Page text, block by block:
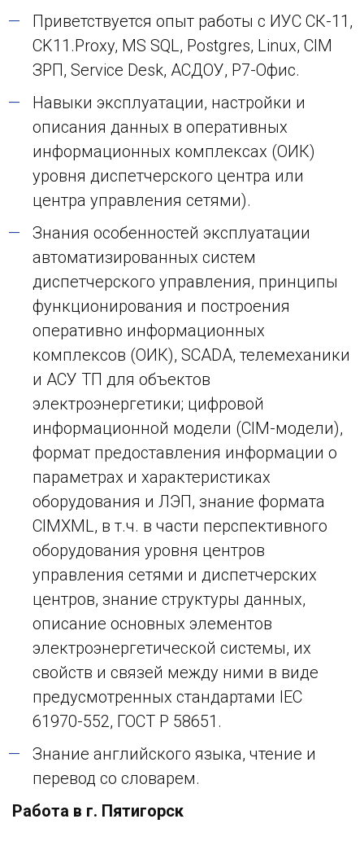
Приветствуется опыт работы с ИУС СК-11,
CK11.Proxy, MS SQL, Postgres, Linux, CIM
ЗРП, Service Desk, АСДОУ, Р7-Офис.
Навыки эксплуатации, настройки и
описания данных в оперативных
информационных комплексах (ОИК)
уровня диспетчерского центра или
центра управления сетями).
Знания особенностей эксплуатации
автоматизированных систем
диспетчерского управления, принципы
функционирования и построения
оперативно информационных
комплексов (ОИК), SCADA, телемеханики
и АСУ ТП для объектов
электроэнергетики; цифровой
информационной модели (CIM-модели),
формат предоставления информации о
параметрах и характеристиках
оборудования и ЛЭП, знание формата
CIMXML, в т.ч. в части перспективного
оборудования уровня центров
управления сетями и диспетчерских
центров, знание структуры данных,
описание основных элементов
электроэнергетической системы, их
свойств и связей между ними в виде
предусмотренных стандартами IEC
61970-552, ГОСТ Р 58651.
Знание английского языка, чтение и
перевод со словарем.
Работа в г. Пятигорск